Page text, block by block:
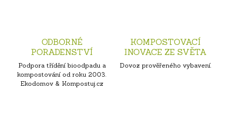
ODBORNÉ
PORADENSTVÍ
Podpora třídění bioodpadu a
kompostování od roku 2003.
Ekodomov & Kompostuj.cz
KOMPOSTOVACÍ
INOVACE ZE SVĚTA
Dovoz prověřeného vybavení.